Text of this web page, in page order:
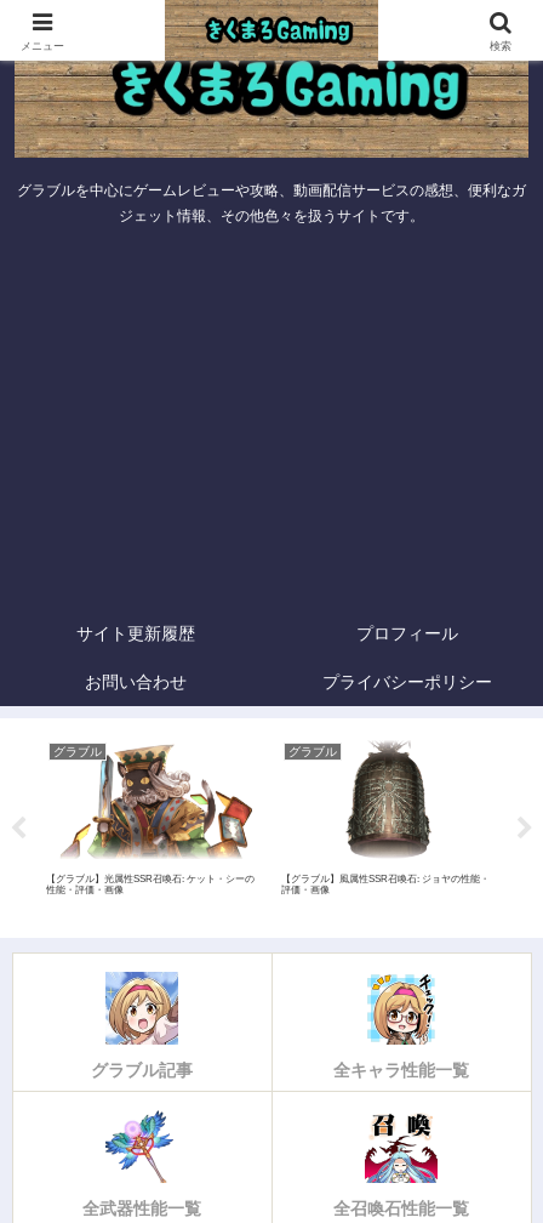
グラブルを中心にゲームレビューや攻略、動画配信サービスの感想、便利なガ
ジェット情報、その他色々を扱うサイトです。
サイト更新履歴 プロフィール
お問い合わせ プライバシーポリシー
グラブル
【グラブル】光属性SSR召喚石: ケット・シーの
性能・評価・画像
グラブル
【グラブル】風属性SSR召喚石: ジョヤの性能・
評価・画像
グラブル記事 全キャラ性能一覧
全武器性能一覧 全召喚石性能一覧
メニュー 検索